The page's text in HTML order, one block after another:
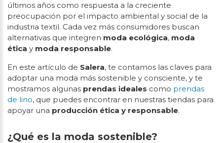
últimos años como respuesta a la creciente
preocupación por el impacto ambiental y social de la
industria textil. Cada vez más consumidores buscan
alternativas que integren moda ecológica, moda
ética y moda responsable.
En este artículo de Salera, te contamos las claves para
adoptar una moda más sostenible y consciente, y te
mostramos algunas prendas ideales como prendas
de lino, que puedes encontrar en nuestras tiendas para
apoyar una producción ética y responsable.
¿Qué es la moda sostenible?